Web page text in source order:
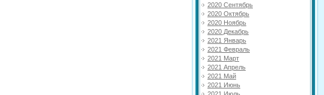
2020 Сентябрь
2020 Октябрь
2020 Ноябрь
2020 Декабрь
2021 Январь
2021 Февраль
2021 Март
2021 Апрель
2021 Май
2021 Июнь